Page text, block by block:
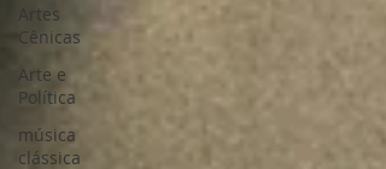
Artes
Cênicas
Arte e
Política
música
clássica